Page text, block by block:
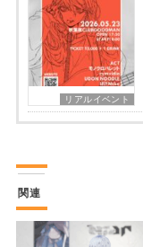
リアルイベント
関連